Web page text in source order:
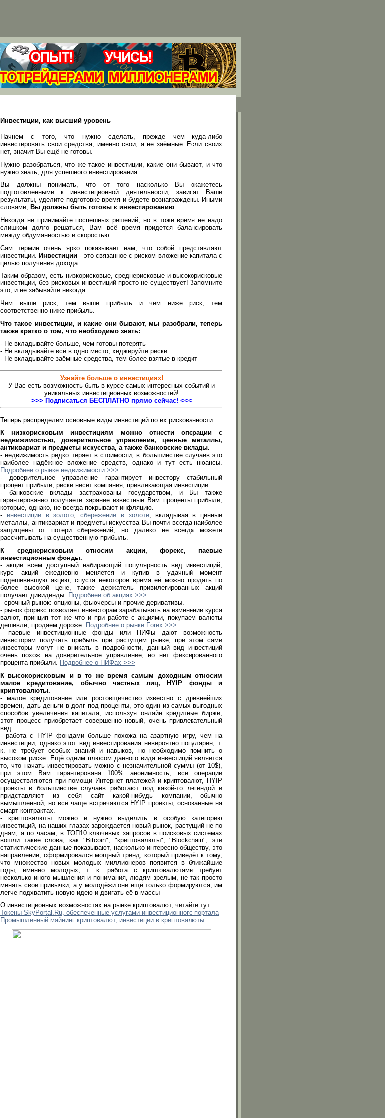
Инвестиции, как высший уровень
Начнем с того, что нужно сделать, прежде чем куда-либо
инвестировать свои средства, именно свои, а не заёмные. Если своих
нет, значит Вы ещё не готовы.
Нужно разобраться, что же такое инвестиции, какие они бывают, и что
нужно знать, для успешного инвестирования.
Вы должны понимать, что от того насколько Вы окажетесь
подготовленными к инвестиционной деятельности, зависят Ваши
результаты, уделите подготовке время и будете вознаграждены. Иными
словами, Вы должны быть готовы к инвестированию.
Никогда не принимайте поспешных решений, но в тоже время не надо
слишком долго решаться, Вам всё время придется балансировать
между обдуманностью и скоростью.
Сам термин очень ярко показывает нам, что собой представляют
инвестиции.Инвестиции - это связанное с риском вложение капитала с
целью получения дохода.
Таким образом, есть низкорисковые, среднерисковые и высокорисковые
инвестиции, без рисковых инвестиций просто не существует! Запомните
это, и не забывайте никогда.
Чем выше риск, тем выше прибыль и чем ниже риск, тем
соответственно ниже прибыль.
Что такое инвестиции, и какие они бывают, мы разобрали, теперь
также кратко о том, что необходимо знать:
- Не вкладывайте больше, чем готовы потерять
- Не вкладывайте всё в одно место, хеджируйте риски
- Не вкладывайте заёмные средства, тем более взятые в кредит
Узнайте больше о инвестициях!
У Вас есть возможность быть в курсе самых интересных событий и
уникальных инвестиционных возможностей!
>>> Подписаться БЕСПЛАТНО прямо сейчас! <<<
Теперь распределим основные виды инвестиций по их рискованности:
К низкорисковым инвестициям можно отнести операции с
недвижимостью, доверительное управление, ценные металлы,
антиквариат и предметы искусства, а также банковские вклады.
- недвижимость редко теряет в стоимости, в большинстве случаев это
наиболее надёжное вложение средств, однако и тут есть нюансы.
Подробнее о рынке недвижимости >>>
- доверительное управление гарантирует инвестору стабильный
процент прибыли, риски несет компания, привлекающая инвестиции.
- банковские вклады застрахованы государством, и Вы также
гарантированно получаете заранее известные Вам проценты прибыли,
которые, однако, не всегда покрывают инфляцию.
- инвестиции в золото,сбережение в золоте, вкладывая в ценные
металлы, антиквариат и предметы искусства Вы почти всегда наиболее
защищены от потери сбережений, но далеко не всегда можете
рассчитывать на существенную прибыль.
К среднерисковым относим акции, форекс, паевые
инвестиционные фонды.
- акции всем доступный набирающий популярность вид инвестиций,
курс акций ежедневно меняется и купив в удачный момент
подешевевшую акцию, спустя некоторое время её можно продать по
более высокой цене, также держатель привилегированных акций
получает дивиденды.
Подробнее об акциях >>>
- срочный рынок: опционы, фьючерсы и прочие деривативы.
- рынок форекс позволяет инвесторам зарабатывать на изменении курса
валют, принцип тот же что и при работе с акциями, покупаем валюты
дешевле, продаем дороже.
Подробнее о рынке Forex >>>
- паевые инвестиционные фонды или ПИФы дают возможность
инвесторам получать прибыль при растущем рынке, при этом сами
инвесторы могут не вникать в подробности, данный вид инвестиций
очень похож на доверительное управление, но нет фиксированного
процента прибыли.
Подробнее о ПИФах >>>
К высокорисковым и в то же время самым доходным относим
малое кредитование, обычно частных лиц, HYIP фонды и
криптовалюты.
- малое кредитование или ростовщичество известно с древнейших
времен, дать деньги в долг под проценты, это один из самых выгодных
способов увеличения капитала, используя онлайн кредитные биржи,
этот процесс приобретает совершенно новый, очень привлекательный
вид.
- работа с HYIP фондами больше похожа на азартную игру, чем на
инвестиции, однако этот вид инвестирования невероятно популярен, т.
к. не требует особых знаний и навыков, но необходимо помнить о
высоком риске. Ещё одним плюсом данного вида инвестиций является
то, что начать инвестировать можно с незначительной суммы (от 10$),
при этом Вам гарантирована 100% анонимность, все операции
осуществляются при помощи Интернет платежей и криптовалют, HYIP
проекты в большинстве случаев работают под какой-то легендой и
придставляют из себя сайт какой-нибудь компании, обычно
вымышленной, но всё чаще встречаются HYIP проекты, основанные на
смарт-контрактах.
- криптовалюты можно и нужно выделить в особую категорию
инвестиций, на наших глазах зарождается новый рынок, растущий не по
дням, а по часам, в ТОП10 ключевых запросов в поисковых системах
вошли такие слова, как "Bitcoin", "криптовалюты", "Blockchain", эти
статистические данные показывают, насколько интересно обществу, это
направление, сформировался мощный тренд, который приведёт к тому,
что множество новых молодых миллионеров появится в ближайшие
годы, именно молодых, т. к. работа с криптовалютами требует
несколько иного мышления и понимания, людям зрелым, не так просто
менять свои привычки, а у молодёжи они ещё только формируются, им
легче подхватить новую идею и двигать её в массы
О инвестиционных возможностях на рынке криптовалют, читайте тут:
Токены SkyPortal.Ru, обеспеченные услугами инвестиционного портала
Промышленный майнинг криптовалют, инвестиции в криптовалюты